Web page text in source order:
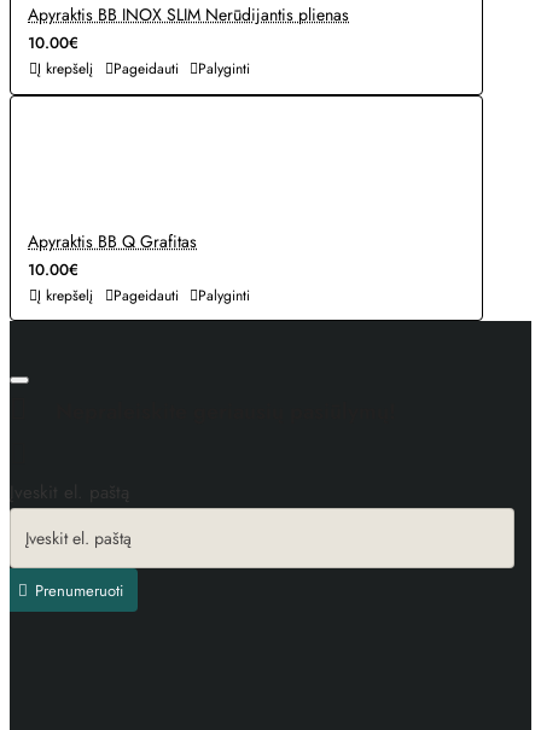
Apyraktis BB INOX SLIM Nerūdijantis plienas
10.00€
Į krepšelį Pageidauti Palyginti
Apyraktis BB Q Grafitas
10.00€
Į krepšelį Pageidauti Palyginti
Įveskit el. paštą
Prenumeruoti